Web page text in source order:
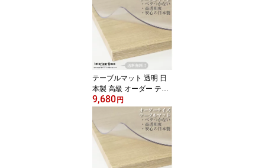
ット透明 ダイニングテー
ブルマット リビング テ
ーブルマット 2mm厚 75
0mm ( 75cm )×1100mm (
110cm )以内 柘産業株式
テーブルマット 透明 日
本製 高級 オーダー テー
ブルクロス 非転写加工
ビニールマット デスクマ
ット透明 ダイニングテー
ブルマット リビング テ
ーブルマット 2mm厚 75
0mm ( 75cm )×1000mm (
100cm )以内 柘産業株式
9,680 円